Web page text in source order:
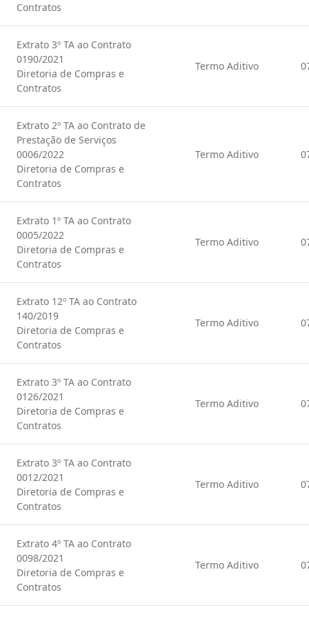
Contratos
Extrato 3º TA ao Contrato
0190/2021
Diretoria de Compras e
Contratos
Termo Aditivo
Extrato 2º TA ao Contrato de
Prestação de Serviços
0006/2022
Diretoria de Compras e
Contratos
Termo Aditivo
Extrato 1º TA ao Contrato
0005/2022
Diretoria de Compras e
Contratos
Termo Aditivo
Extrato 12º TA ao Contrato
140/2019
Diretoria de Compras e
Contratos
Termo Aditivo
Extrato 3º TA ao Contrato
0126/2021
Diretoria de Compras e
Contratos
Termo Aditivo
Extrato 3º TA ao Contrato
0012/2021
Diretoria de Compras e
Contratos
Termo Aditivo
Extrato 4º TA ao Contrato
0098/2021
Diretoria de Compras e
Contratos
Termo Aditivo